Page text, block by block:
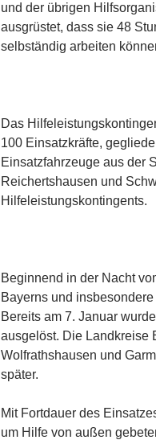
und der übrigen
ausgrüstet, dass sie 48
selbständig arbeiten
Das
100 Einsatzkräfte,
Einsatzfahrzeuge aus der
Reichertshausen und
Hilfeleistungskontingents.
Beginnend in der Nacht
Bayerns und
Bereits am 7. Januar
ausgelöst. Die Landkreise
Wolfrathshausen und
später.
Mit Fortdauer des
um Hilfe von außen